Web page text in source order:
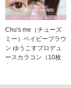
Chu's me（チューズ
ミー）ベイビーブラウ
ン ゆうこすプロデュ
ースカラコン（10枚
入り）